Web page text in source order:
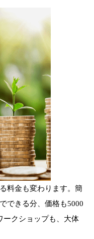
料金も変わります。簡
できる分、価格も5000
ークショップも、大体